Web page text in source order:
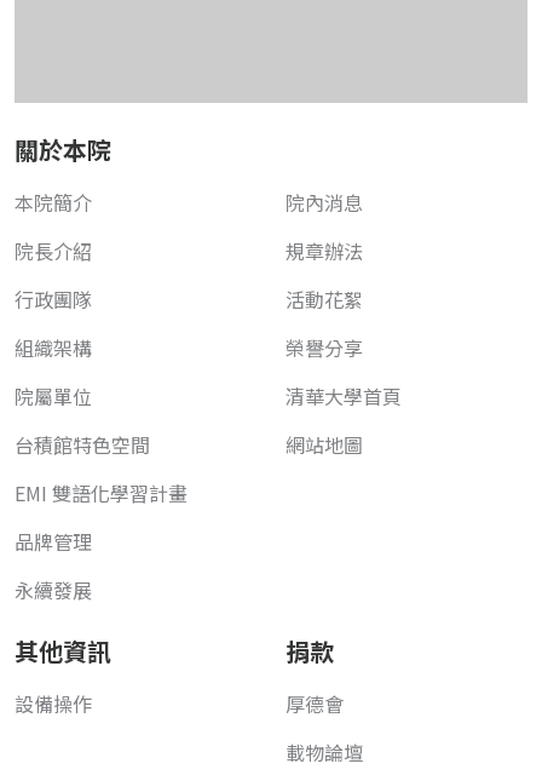
關於本院
本院簡介
院長介紹
行政團隊
組織架構
院屬單位
台積館特色空間
EMI 雙語化學習計畫
品牌管理
永續發展
院內消息
規章辦法
活動花絮
榮譽分享
清華大學首頁
網站地圖
其他資訊
設備操作
捐款
厚德會
載物論壇